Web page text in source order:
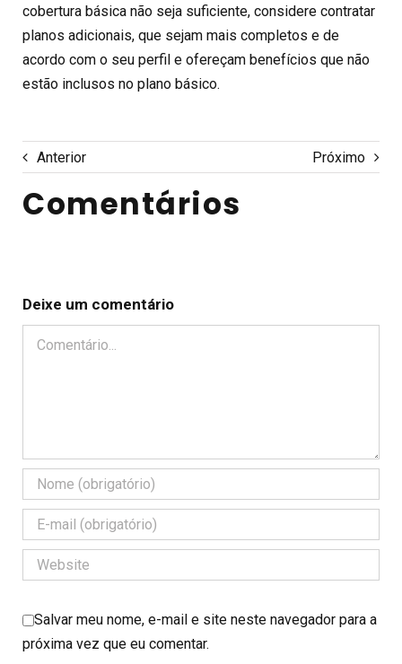
cobertura básica não seja suficiente, considere contratar
planos adicionais, que sejam mais completos e de
acordo com o seu perfil e ofereçam benefícios que não
estão inclusos no plano básico.
Anterior Próximo
Comentários
Deixe um comentário
Comentário
Salvar meu nome, e-mail e site neste navegador para a
próxima vez que eu comentar.